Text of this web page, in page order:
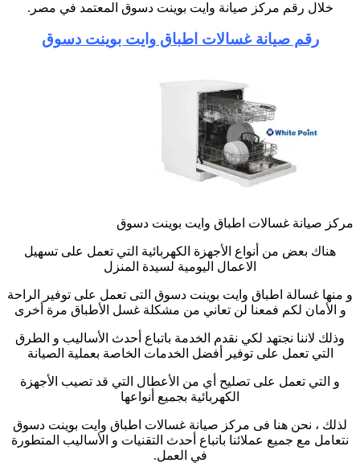
خلال رقم مركز صيانة وايت بوينت دسوق المعتمد في مصر .
رقم صيانة غسالات اطباق وايت بوينت دسوق
مركز صيانة غسالات اطباق وايت بوينت دسوق
هناك بعض من أنواع الأجهزة الكهربائية التي تعمل على تسهيل
الاعمال اليومية لسيدة المنزل
و منها غسالة اطباق وايت بوينت دسوق التى تعمل على توفير الراحة
و الأمان لكم فمعنا لن تعاني من مشكلة غسل الأطباق مرة أخرى
وذلك لاننا نجتهد لكي نقدم الخدمة باتباع أحدث الأساليب و الطرق
التي تعمل على توفير أفضل الخدمات الخاصة بعملية الصيانة
و التي تعمل على تصليح أي من الأعطال التي قد تصيب الأجهزة
الكهربائية بجميع أنواعها
لذلك ، نحن هنا فى مركز صيانة غسالات اطباق وايت بوينت دسوق
نتعامل مع جميع عملائنا باتباع أحدث التقنيات و الأساليب المتطورة
في العمل.